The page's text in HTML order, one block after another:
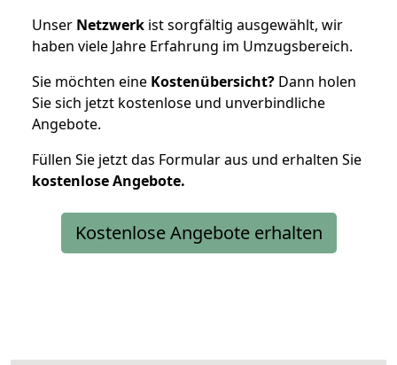
Unser Netzwerk ist sorgfältig ausgewählt, wir
haben viele Jahre Erfahrung im Umzugsbereich.
Sie möchten eine Kostenübersicht? Dann holen
Sie sich jetzt kostenlose und unverbindliche
Angebote.
Füllen Sie jetzt das Formular aus und erhalten Sie
kostenloseAngebote.
Kostenlose Angebote erhalten